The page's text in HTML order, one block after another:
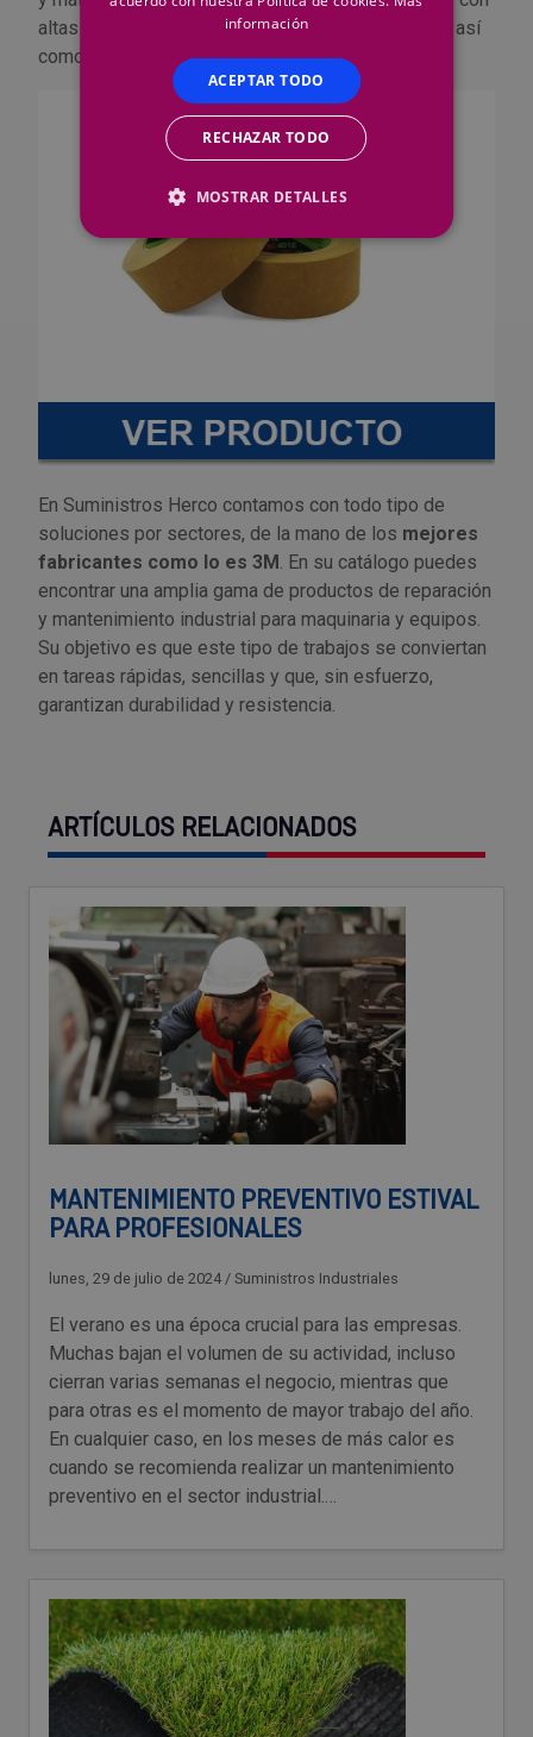
altas temperaturas, ya que resiste hasta los 140
, así
como para curados por ultravioleta o infrarrojo.
En Suministros Herco contamos con todo tipo de
soluciones por sectores, de la mano de los mejores
fabricantes como lo es 3M. En su catálogo puedes
encontrar una amplia gama de productos de reparación
y mantenimiento industrial para maquinaria y equipos.
Su objetivo es que este tipo de trabajos se conviertan
en tareas rápidas, sencillas y que, sin esfuerzo,
garantizan durabilidad y resistencia.
ARTÍCULOS RELACIONADOS
MANTENIMIENTO PREVENTIVO ESTIVAL
PARA PROFESIONALES
lunes, 29 de julio de 2024 / Suministros Industriales
El verano es una época crucial para las empresas.
Muchas bajan el volumen de su actividad, incluso
cierran varias semanas el negocio, mientras que
para otras es el momento de mayor trabajo del año.
En cualquier caso, en los meses de más calor es
cuando se recomienda realizar un mantenimiento
preventivo en el sector industrial.…
información
ACEPTAR TODO
RECHAZAR TODO
MOSTRAR DETALLES